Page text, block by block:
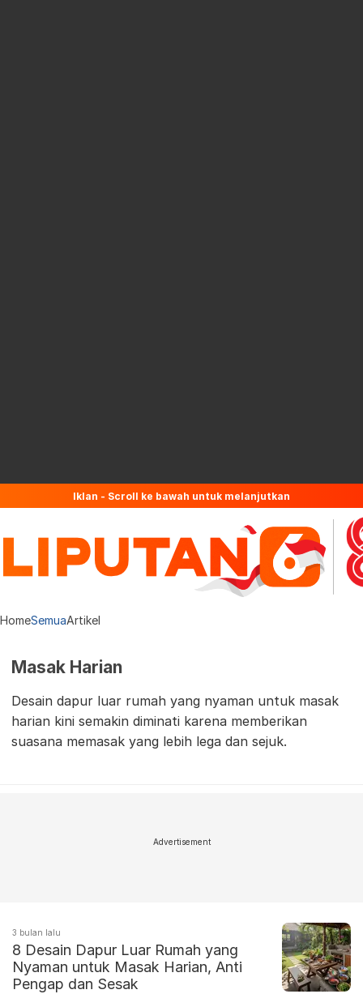
Iklan - Scroll ke bawah untuk melanjutkan
HomeSemuaArtikel
Masak Harian
Desain dapur luar rumah yang nyaman untuk masak
harian kini semakin diminati karena memberikan
suasana memasak yang lebih lega dan sejuk.
Advertisement
3 bulan lalu
8 Desain Dapur Luar Rumah yang
Nyaman untuk Masak Harian, Anti
Pengap dan Sesak